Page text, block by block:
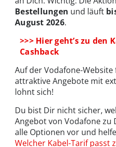
Bestellungen und läuft
August 2026.
>>> Hier geht’s zu den
Cashback
Auf der Vodafone-
attraktive Angebote mit
lohnt sich!
Du bist Dir nicht sicher,
Angebot von Vodafone zu
alle Optionen vor und
Welcher Kabel-Tarif passt